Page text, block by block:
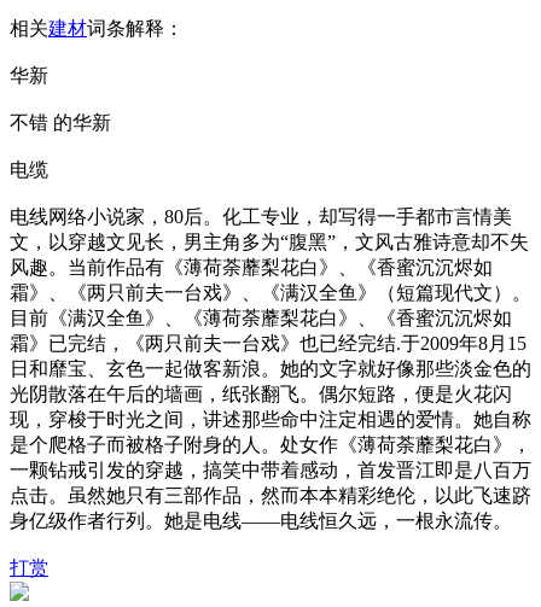
相关建材词条解释：
华新
不错 的华新
电缆
电线网络小说家，80后。化工专业，却写得一手都市言情美
文，以穿越文见长，男主角多为“腹黑”，文风古雅诗意却不失
风趣。当前作品有《薄荷荼蘼梨花白》、《香蜜沉沉烬如
霜》、《两只前夫一台戏》、《满汉全鱼》（短篇现代文）。
目前《满汉全鱼》、《薄荷荼蘼梨花白》、《香蜜沉沉烬如
霜》已完结，《两只前夫一台戏》也已经完结.于2009年8月15
日和靡宝、玄色一起做客新浪。她的文字就好像那些淡金色的
光阴散落在午后的墙画，纸张翻飞。偶尔短路，便是火花闪
现，穿梭于时光之间，讲述那些命中注定相遇的爱情。她自称
是个爬格子而被格子附身的人。处女作《薄荷荼蘼梨花白》，
一颗钻戒引发的穿越，搞笑中带着感动，首发晋江即是八百万
点击。虽然她只有三部作品，然而本本精彩绝伦，以此飞速跻
身亿级作者行列。她是电线——电线恒久远，一根永流传。
打赏